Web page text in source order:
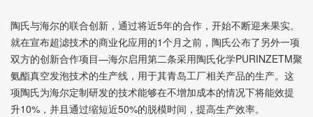
陶氏与海尔的联合创新，通过将近5年的合作，开始不断迎来果实。
就在宣布超滤技术的商业化应用的1个月之前，陶氏公布了另外一项
双方的创新合作项目—海尔启用第二条采用陶氏化学PURINZETM聚
氨酯真空发泡技术的生产线，用于其青岛工厂相关产品的生产。这
项陶氏为海尔定制研发的技术能够在不增加成本的情况下将能效提
升10%，并且通过缩短近50%的脱模时间，提高生产效率。